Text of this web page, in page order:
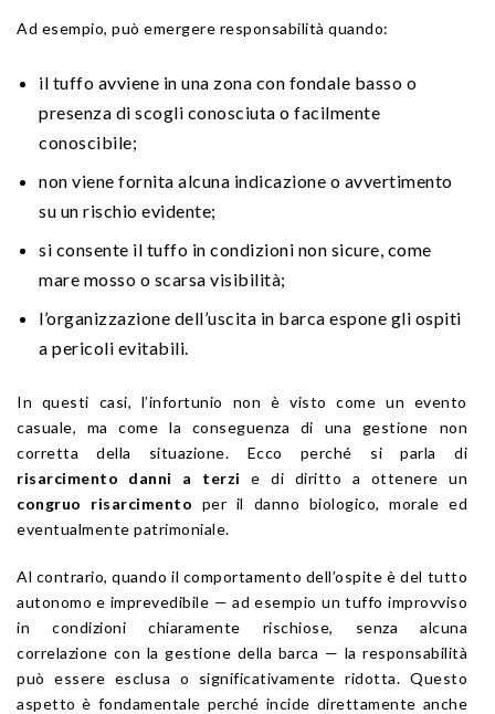
Ad esempio, può emergere responsabilità quando:
il tuffo avviene in una zona con fondale basso o
presenza di scogli conosciuta o facilmente
conoscibile;
non viene fornita alcuna indicazione o avvertimento
su un rischio evidente;
si consente il tuffo in condizioni non sicure, come
mare mosso o scarsa visibilità;
l’organizzazione dell’uscita in barca espone gli ospiti
a pericoli evitabili.
In questi casi, l’infortunio non è visto come un evento
casuale, ma come la conseguenza di una gestione non
corretta della situazione. Ecco perché si parla di
risarcimento danni a terzi
e di diritto a ottenere un
congruo risarcimento per il danno biologico, morale ed
eventualmente patrimoniale.
Al contrario, quando il comportamento dell’ospite è del tutto
autonomo e imprevedibile — ad esempio un tuffo improvviso
in condizioni chiaramente rischiose, senza alcuna
correlazione con la gestione della barca — la responsabilità
può essere esclusa o significativamente ridotta. Questo
aspetto è fondamentale perché incide direttamente anche